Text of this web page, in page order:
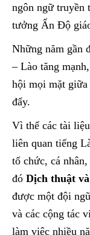
ngôn ngữ truyền
tưởng Ấn Độ
Những năm gần
– Lào tăng
hội mọi mặt
đẩy.
Vì thế các tài
liên quan tiếng
tổ chức, cá
đó Dịch thuật
được một đội
và các cộng tác
làm việc nhiều